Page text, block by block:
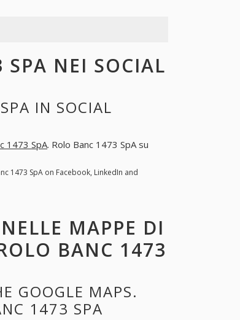
SPA NEI SOCIAL
IN SOCIAL
1473 SpA. Rolo Banc 1473 SpA su
1473 SpA on Facebook, LinkedIn and
MAPPE DI
BANC 1473
GOOGLE MAPS.
1473 SPA